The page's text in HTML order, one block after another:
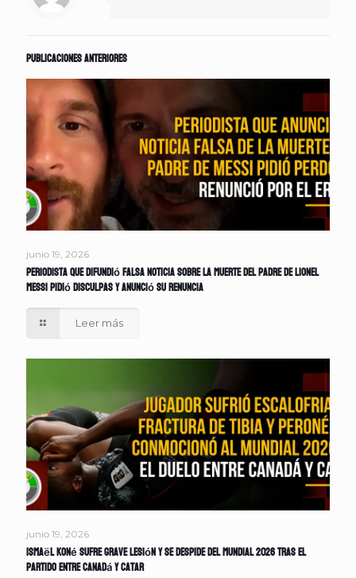
Publicaciones anteriores
junio 19, 2026
Periodista que difundió falsa noticia sobre la muerte del padre de Lionel
Messi pidió disculpas y anunció su renuncia
Leer más
junio 19, 2026
Ismaël Koné sufre grave lesión y se despide del Mundial 2026 tras el
partido entre Canadá y Catar